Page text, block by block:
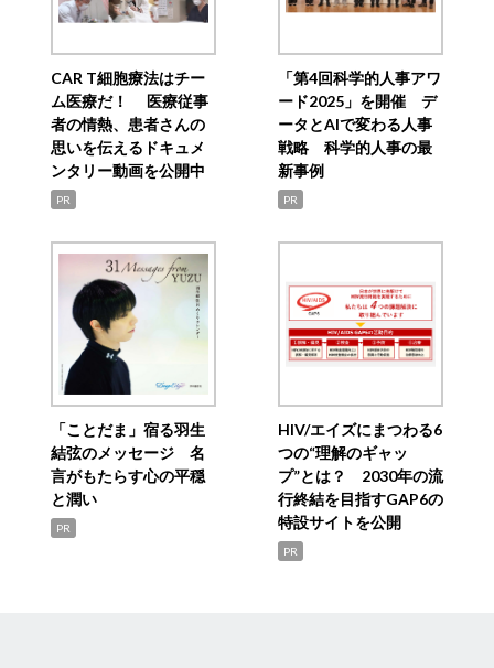
CAR T細胞療法はチー
ム医療だ！ 医療従事
者の情熱、患者さんの
思いを伝えるドキュメ
ンタリー動画を公開中
PR
「第4回科学的人事アワ
ード2025」を開催 デ
ータとAIで変わる人事
戦略 科学的人事の最
新事例
PR
「ことだま」宿る羽生
結弦のメッセージ 名
言がもたらす心の平穏
と潤い
PR
HIV/エイズにまつわる6
つの“理解のギャッ
プ”とは？ 2030年の流
行終結を目指すGAP6の
特設サイトを公開
PR